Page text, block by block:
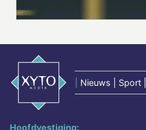
Nieuws | Sport
Hoofdvestiging: